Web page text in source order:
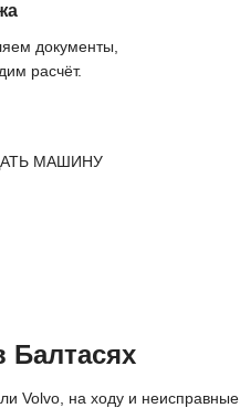
документы,
расчёт.
МАШИНУ
Volvo, на ходу и неисправные.